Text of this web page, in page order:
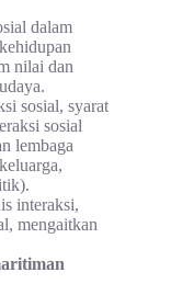
dalam
nilai dan
sosial, syarat
sosial
lembaga
interaksi,
mengaitkan